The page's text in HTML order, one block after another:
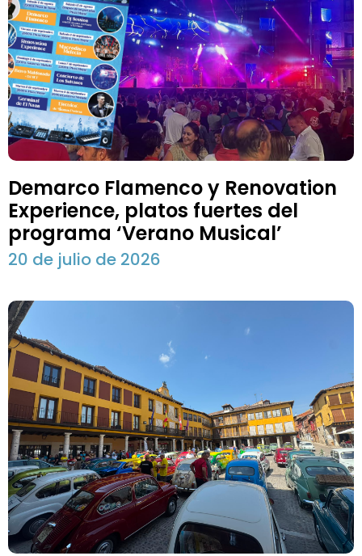
Demarco Flamenco y Renovation
Experience, platos fuertes del
programa ‘Verano Musical’
20 de julio de 2026